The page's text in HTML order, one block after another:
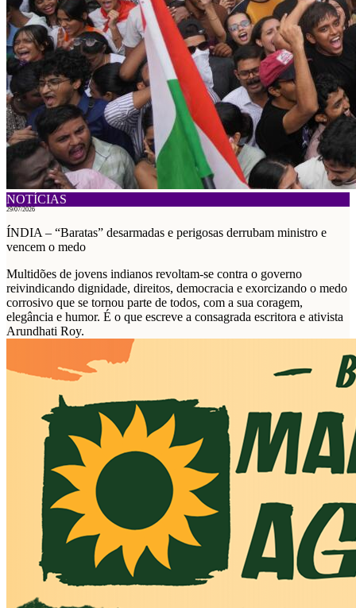
NOTÍCIAS
29/07/2026
ÍNDIA – “Baratas” desarmadas e perigosas derrubam ministro e
vencem o medo
Multidões de jovens indianos revoltam-se contra o governo
reivindicando dignidade, direitos, democracia e exorcizando o medo
corrosivo que se tornou parte de todos, com a sua coragem,
elegância e humor. É o que escreve a consagrada escritora e ativista
Arundhati Roy.